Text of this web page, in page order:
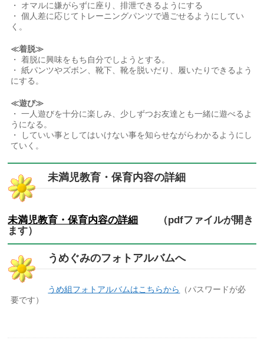
・ オマルに嫌がらずに座り、排泄できるようにする
・ 個人差に応じてトレーニングパンツで過ごせるようにしてい
く。
≪着脱≫
・ 着脱に興味をもち自分でしようとする。
・ 紙パンツやズボン、靴下、靴を脱いだり、履いたりできるよう
にする。
≪遊び≫
・ 一人遊びを十分に楽しみ、少しずつお友達とも一緒に遊べるよ
うになる。
・ していい事としてはいけない事を知らせながらわかるようにし
ていく。
未満児教育・保育内容の詳細
未満児教育・保育内容の詳細 （pdfファイルが開き
ます）
うめぐみのフォトアルバムへ
うめ組フォトアルバムはこちらから
（パスワードが必
要です）